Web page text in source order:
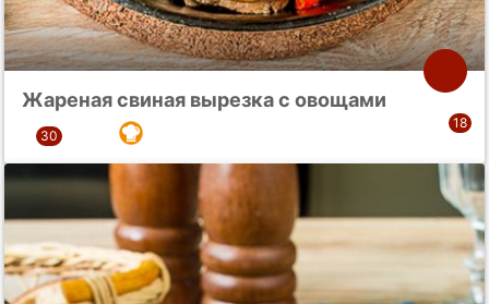
Жареная свиная вырезка с овощами